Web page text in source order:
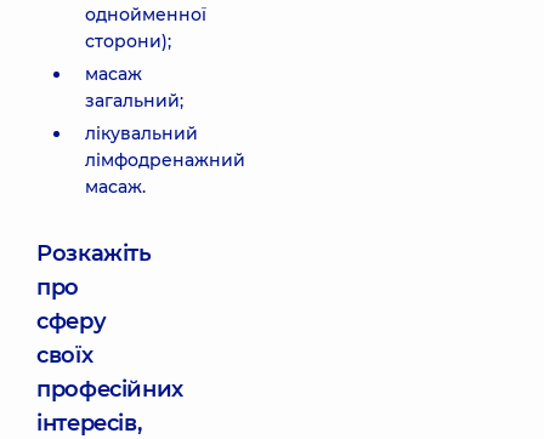
однойменної
сторони);
масаж
загальний;
лікувальний
лімфодренажний
масаж.
Розкажіть
про
сферу
своїх
професійних
інтересів,